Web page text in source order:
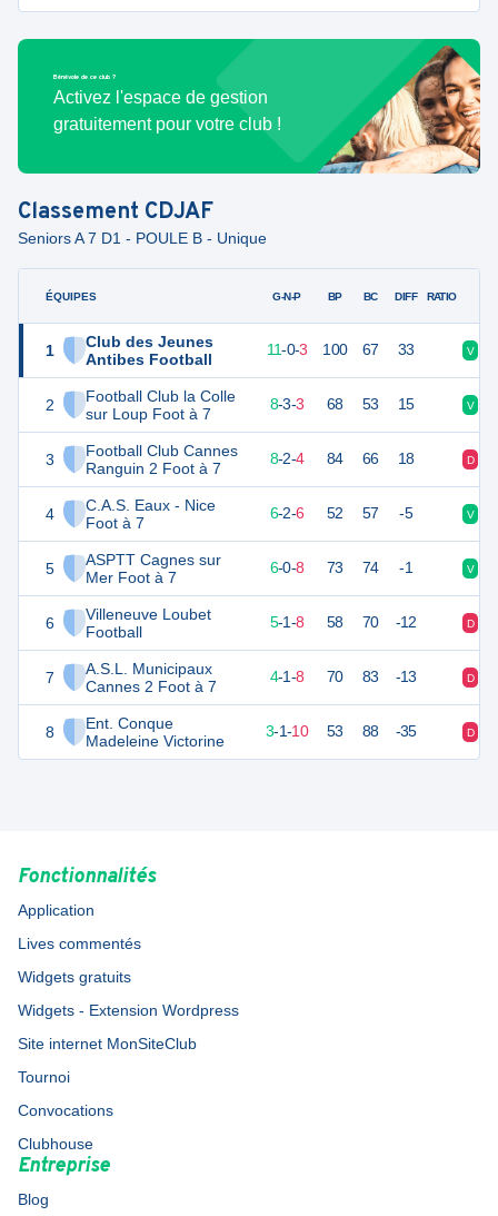
Bénévole de ce club ?
Activez l'espace de gestion
gratuitement pour votre club !
Classement CDJAF
Seniors A 7 D1 - POULE B - Unique
ÉQUIPES
1
Club des Jeunes
Antibes Football
2
Football Club la Colle
sur Loup Foot à 7
3
Football Club Cannes
Ranguin 2 Foot à 7
4
C.A.S. Eaux - Nice
Foot à 7
5
ASPTT Cagnes sur
Mer Foot à 7
6
Villeneuve Loubet
Football
7
A.S.L. Municipaux
Cannes 2 Foot à 7
8
Ent. Conque
Madeleine Victorine
G-N-P BP BC DIFF RATIO
33 11-0-3 100 67 33 V
27 14 8-3-3 68 53 15 V
26 14 8-2-4 84 66 18 D
20 6-2-6 52 57 -5 V
18 6-0-8 73 74 -1 V
16 5-1-8 58 70 -12 D
12 4-1-8 70 83 -13 D
10 3-1-10 53 88 -35 D
Fonctionnalités
Application
Lives commentés
Widgets gratuits
Widgets - Extension Wordpress
Site internet MonSiteClub
Tournoi
Convocations
Clubhouse
Entreprise
Blog